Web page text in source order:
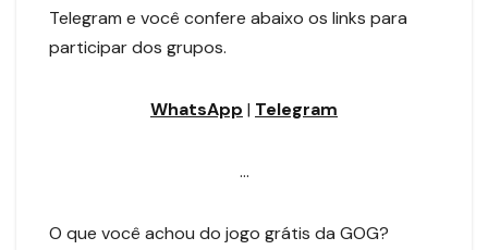
Telegram e você confere abaixo os links para
participar dos grupos.
WhatsApp | Telegram
…
O que você achou do jogo grátis da GOG?